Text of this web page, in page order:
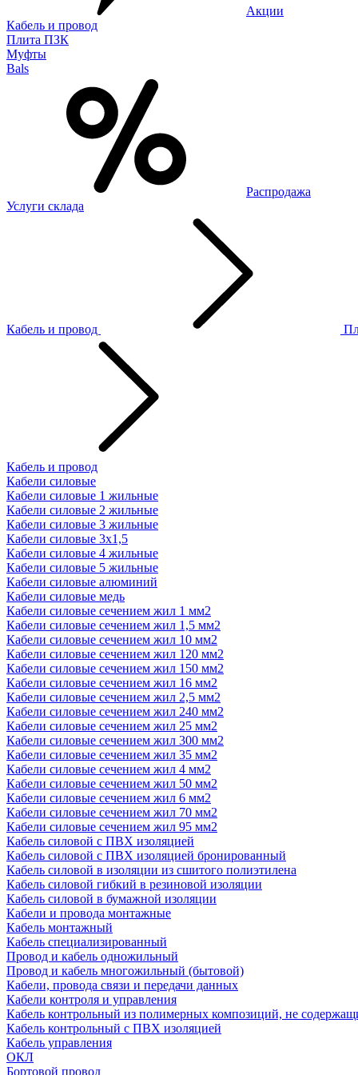
Акции
Кабель и провод
Плита ПЗК
Муфты
Bals
Распродажа
Услуги склада
Кабель и провод
Кабель и провод
Кабели силовые
Кабели силовые 1 жильные
Кабели силовые 2 жильные
Кабели силовые 3 жильные
Кабели силовые 3х1,5
Кабели силовые 4 жильные
Кабели силовые 5 жильные
Кабели силовые алюминий
Кабели силовые медь
Кабели силовые сечением жил 1 мм2
Кабели силовые сечением жил 1,5 мм2
Кабели силовые сечением жил 10 мм2
Кабели силовые сечением жил 120 мм2
Кабели силовые сечением жил 150 мм2
Кабели силовые сечением жил 16 мм2
Кабели силовые сечением жил 2,5 мм2
Кабели силовые сечением жил 240 мм2
Кабели силовые сечением жил 25 мм2
Кабели силовые сечением жил 300 мм2
Кабели силовые сечением жил 35 мм2
Кабели силовые сечением жил 4 мм2
Кабели силовые сечением жил 50 мм2
Кабели силовые сечением жил 6 мм2
Кабели силовые сечением жил 70 мм2
Кабели силовые сечением жил 95 мм2
Кабель силовой с ПВХ изоляцией
Кабель силовой с ПВХ изоляцией бронированный
Кабель силовой в изоляции из сшитого полиэтилена
Кабель силовой гибкий в резиновой изоляции
Кабель силовой в бумажной изоляции
Кабели и провода монтажные
Кабель монтажный
Кабель специализированный
Провод и кабель одножильный
Провод и кабель многожильный (бытовой)
Кабели, провода связи и передачи данных
Кабели контроля и управления
Кабель контрольный из полимерных композиций, не
Кабель контрольный с ПВХ изоляцией
Кабель управления
ОКЛ
Бортовой провод